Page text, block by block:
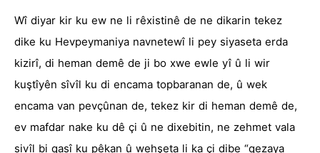
Wî diyar kir ku ew ne li rêxistinê de ne dikarin tekez
dike ku Hevpeymaniya navnetewî li pey siyaseta erda
kizirî, di heman demê de ji bo xwe ewle yî û li wir
kuştîyên sîvîl ku di encama topbaranan de, û wek
encama van pevçûnan de, tekez kir di heman demê de,
ev mafdar nake ku dê çi û ne dixebitin, ne zehmet vala
sivîl bi qasî ku pêkan û wehşeta li ka çi dibe “qezaya